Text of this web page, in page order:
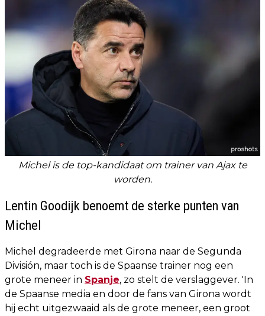
Michel is de top-kandidaat om trainer van Ajax te
worden.
Lentin Goodijk benoemt de sterke punten van
Michel
Michel degradeerde met Girona naar de Segunda
División, maar toch is de Spaanse trainer nog een
grote meneer in Spanje, zo stelt de verslaggever. 'In
de Spaanse media en door de fans van Girona wordt
hij echt uitgezwaaid als de grote meneer, een groot